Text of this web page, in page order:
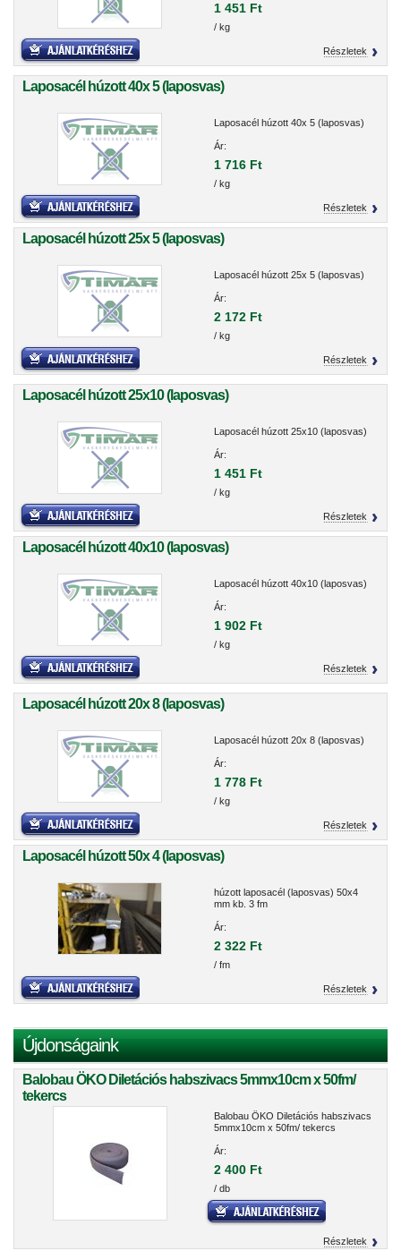
1 451 Ft
/ kg
Részletek
Laposacél húzott 40x 5 (laposvas)
Laposacél húzott 40x 5 (laposvas)
Ár:
1 716 Ft
/ kg
Részletek
Laposacél húzott 25x 5 (laposvas)
Laposacél húzott 25x 5 (laposvas)
Ár:
2 172 Ft
/ kg
Részletek
Laposacél húzott 25x10 (laposvas)
Laposacél húzott 25x10 (laposvas)
Ár:
1 451 Ft
/ kg
Részletek
Laposacél húzott 40x10 (laposvas)
Laposacél húzott 40x10 (laposvas)
Ár:
1 902 Ft
/ kg
Részletek
Laposacél húzott 20x 8 (laposvas)
Laposacél húzott 20x 8 (laposvas)
Ár:
1 778 Ft
/ kg
Részletek
Laposacél húzott 50x 4 (laposvas)
húzott laposacél (laposvas) 50x4
mm kb. 3 fm
Ár:
2 322 Ft
/ fm
Részletek
Újdonságaink
Balobau ÖKO Diletációs habszivacs 5mmx10cm x 50fm/
tekercs
Balobau ÖKO Diletációs habszivacs
5mmx10cm x 50fm/ tekercs
Ár:
2 400 Ft
/ db
Részletek